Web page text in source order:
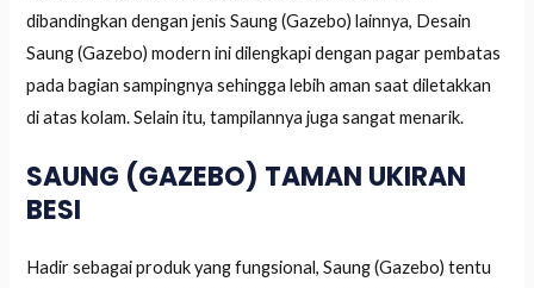
dibandingkan dengan jenis Saung (Gazebo) lainnya, Desain
Saung (Gazebo) modern ini dilengkapi dengan pagar pembatas
pada bagian sampingnya sehingga lebih aman saat diletakkan
di atas kolam. Selain itu, tampilannya juga sangat menarik.
SAUNG (GAZEBO) TAMAN UKIRAN
BESI
Hadir sebagai produk yang fungsional, Saung (Gazebo) tentu